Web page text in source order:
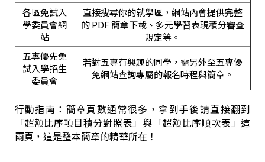
各區免試入
學委員會網
站
直接搜尋你的就學區，網站內會提供完整
的 PDF 簡章下載、多元學習表現積分審查
規定等。
五專優先免
試入學招生
委員會
若對五專有興趣的同學，需另外至五專優
免網站查詢專屬的報名時程與簡章。
行動指南：簡章頁數通常很多，拿到手後請直接翻到
「超額比序項目積分對照表」與「超額比序順次表」這
兩頁，這是整本簡章的精華所在！